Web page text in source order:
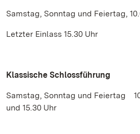
Samstag, Sonntag und Feiertag,
Letzter Einlass 15.30 Uhr
Klassische Schlossführung
Samstag, Sonntag und Feiertag
und 15.30 Uhr